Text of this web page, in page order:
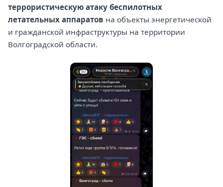
террористическую атаку беспилотных
летательных аппаратов на объекты энергетической
и гражданской инфраструктуры на территории
Волгоградской области.